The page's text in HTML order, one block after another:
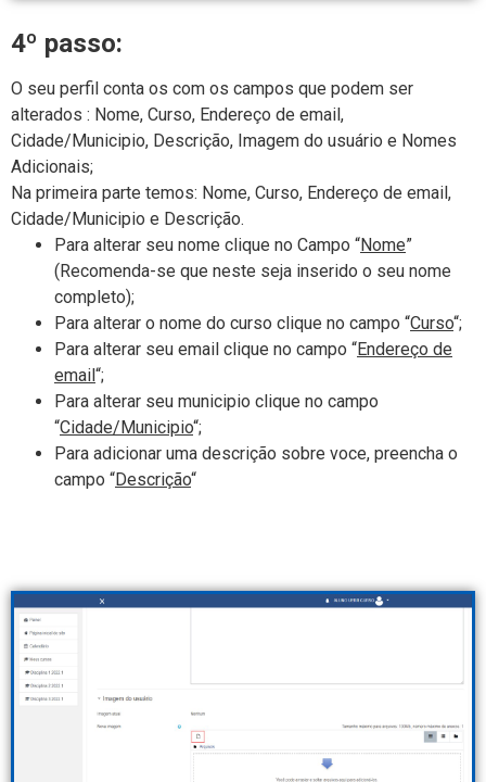
4º passo:
O seu perfil conta os com os campos que podem ser
alterados : Nome, Curso, Endereço de email,
Cidade/Municipio, Descrição, Imagem do usuário e Nomes
Adicionais;
Na primeira parte temos: Nome, Curso, Endereço de email,
Cidade/Municipio e Descrição.
Para alterar seu nome clique no Campo “Nome”
(Recomenda-se que neste seja inserido o seu nome
completo);
Para alterar o nome do curso clique no campo “Curso“;
Para alterar seu email clique no campo “Endereço de
email“;
Para alterar seu municipio clique no campo
“Cidade/Municipio“;
Para adicionar uma descrição sobre voce, preencha o
campo “Descrição“